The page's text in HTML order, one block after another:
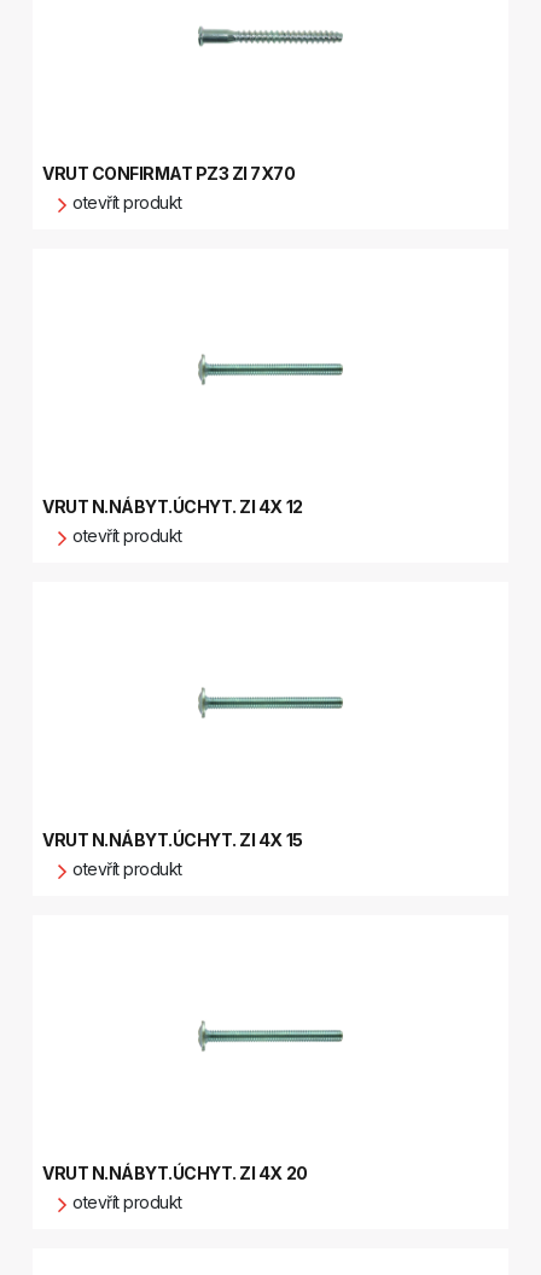
VRUT CONFIRMAT PZ3 ZI 7X70
otevřít produkt
VRUT N.NÁBYT.ÚCHYT. ZI 4X 12
otevřít produkt
VRUT N.NÁBYT.ÚCHYT. ZI 4X 15
otevřít produkt
VRUT N.NÁBYT.ÚCHYT. ZI 4X 20
otevřít produkt